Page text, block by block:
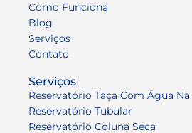
Como Funciona
Blog
Serviços
Contato
Serviços
Reservatório Taça Com Água
Reservatório Tubular
Reservatório Coluna Seca